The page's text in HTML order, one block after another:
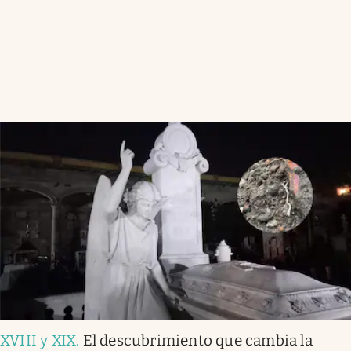
XVIII y XIX. El descubrimiento que cambia la